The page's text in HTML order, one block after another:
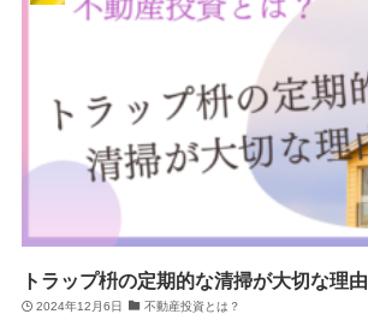
トラップ枡の定期的な清掃が大切な理由
2024年12月6日 不動産投資とは？